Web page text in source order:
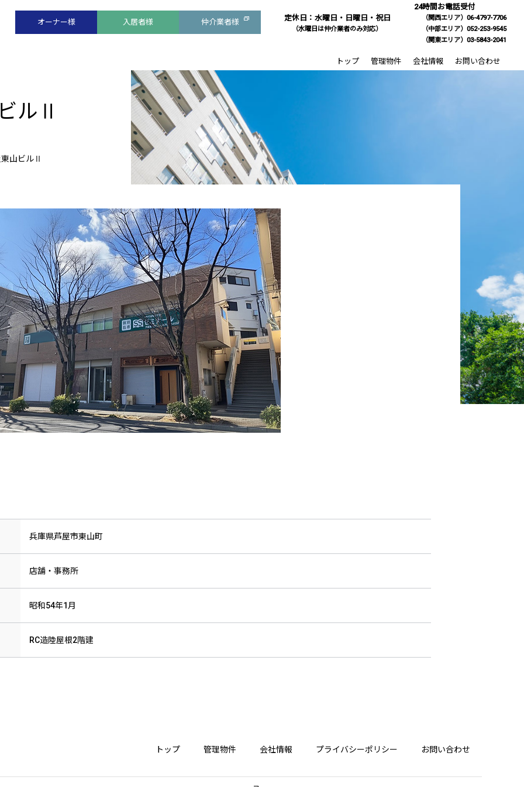
オーナー様 入居者様 仲介業者様 定休日：水曜日・日曜日・祝日
（水曜日は仲介業者のみ対応）
24時間お電話受付
（関西エリア）06-4797-7706
（中部エリア）052-253-9545
（関東エリア）03-5843-2041
トップ 管理物件 会社情報 お問い合わせ
ルⅡ
山ビルⅡ
兵庫県芦屋市東山町
店舗・事務所
昭和54年1月
RC造陸屋根2階建
トップ 管理物件 会社情報 プライバシーポリシー お問い合わせ